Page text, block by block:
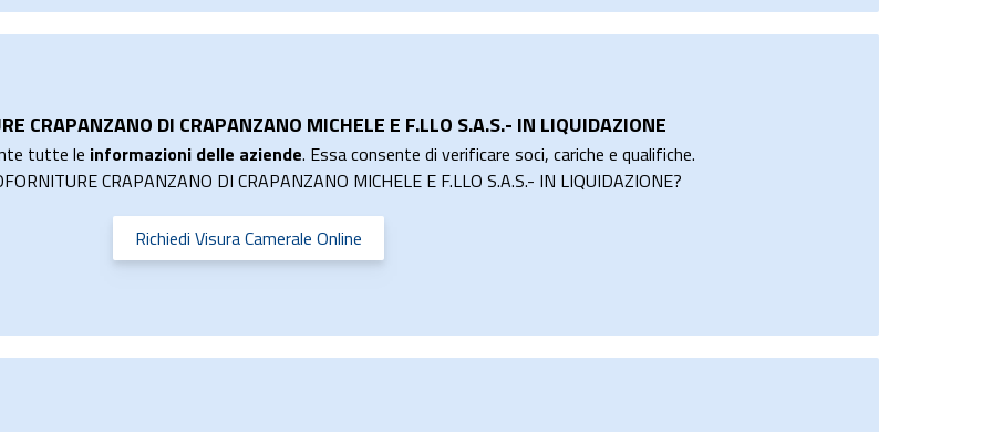
CRAPANZANO DI CRAPANZANO MICHELE E F.LLO S.A.S.- IN LIQUIDAZIONE
tutte le informazioni delle aziende. Essa consente di verificare soci, cariche e qualifiche.
CRAPANZANO DI CRAPANZANO MICHELE E F.LLO S.A.S.- IN LIQUIDAZIONE?
Richiedi Visura Camerale Online